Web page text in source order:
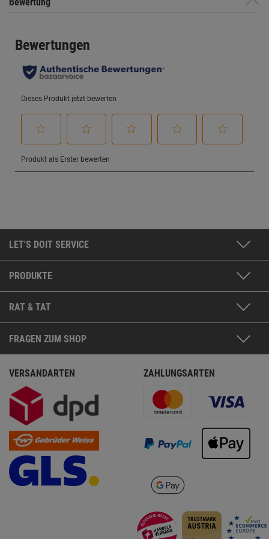
LET'S DOIT SERVICE
PRODUKTE
RAT & TAT
FRAGEN ZUM SHOP
VERSANDARTEN ZAHLUNGSARTEN